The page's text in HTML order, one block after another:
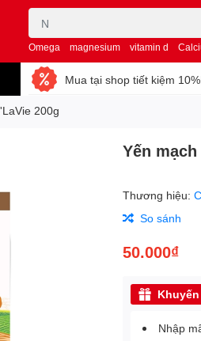
Omega magnesium vitamin d
Mua tại shop tiết kiệm
200g
Yến
Thương hiệu:
So sánh
50.000₫
Khuyến
Nhập